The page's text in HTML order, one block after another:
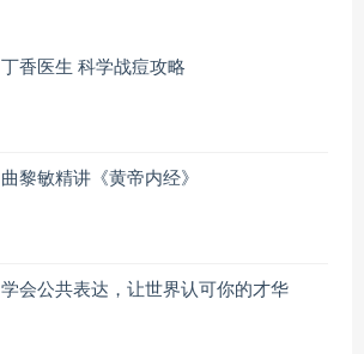
丁香医生 科学战痘攻略
曲黎敏精讲《黄帝内经》
学会公共表达，让世界认可你的才华